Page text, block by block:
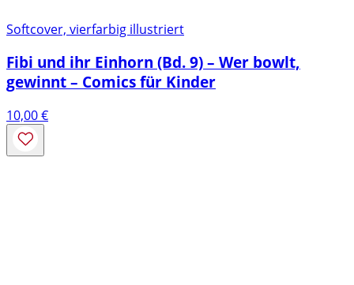
Softcover, vierfarbig illustriert
Fibi und ihr Einhorn (Bd. 9) – Wer bowlt,
gewinnt – Comics für Kinder
10,00€